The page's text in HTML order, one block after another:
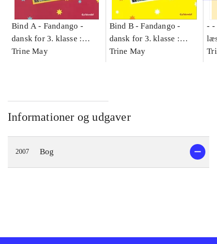
Bind A - Fandango -
dansk for 3. klasse :
grundbog -- Arbejdsbog.
Trine May
Bind B -Fandango -
dansk for 3. klasse :
grundbog -- Arbejdsbog.
Trine May
- -
-
Informationer og udgaver
2007 Bog